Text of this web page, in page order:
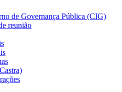
de Governança Pública (CIG)
reunião